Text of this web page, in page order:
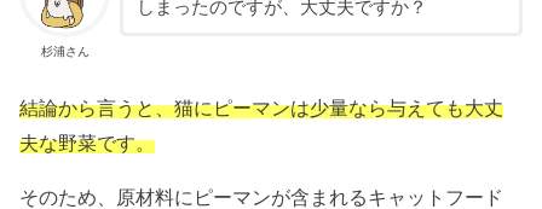
杉浦さん
しまったのですが、大丈夫ですか？
結論から言うと、猫にピーマンは少量なら与えても大丈
夫な野菜です。
そのため、原材料にピーマンが含まれるキャットフード